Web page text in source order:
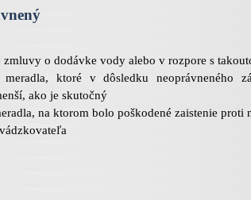
zmluvy o dodávke vody alebo v rozpore s
ktoré v dôsledku neoprávneného
ako je skutočný
na ktorom bolo poškodené zaistenie proti